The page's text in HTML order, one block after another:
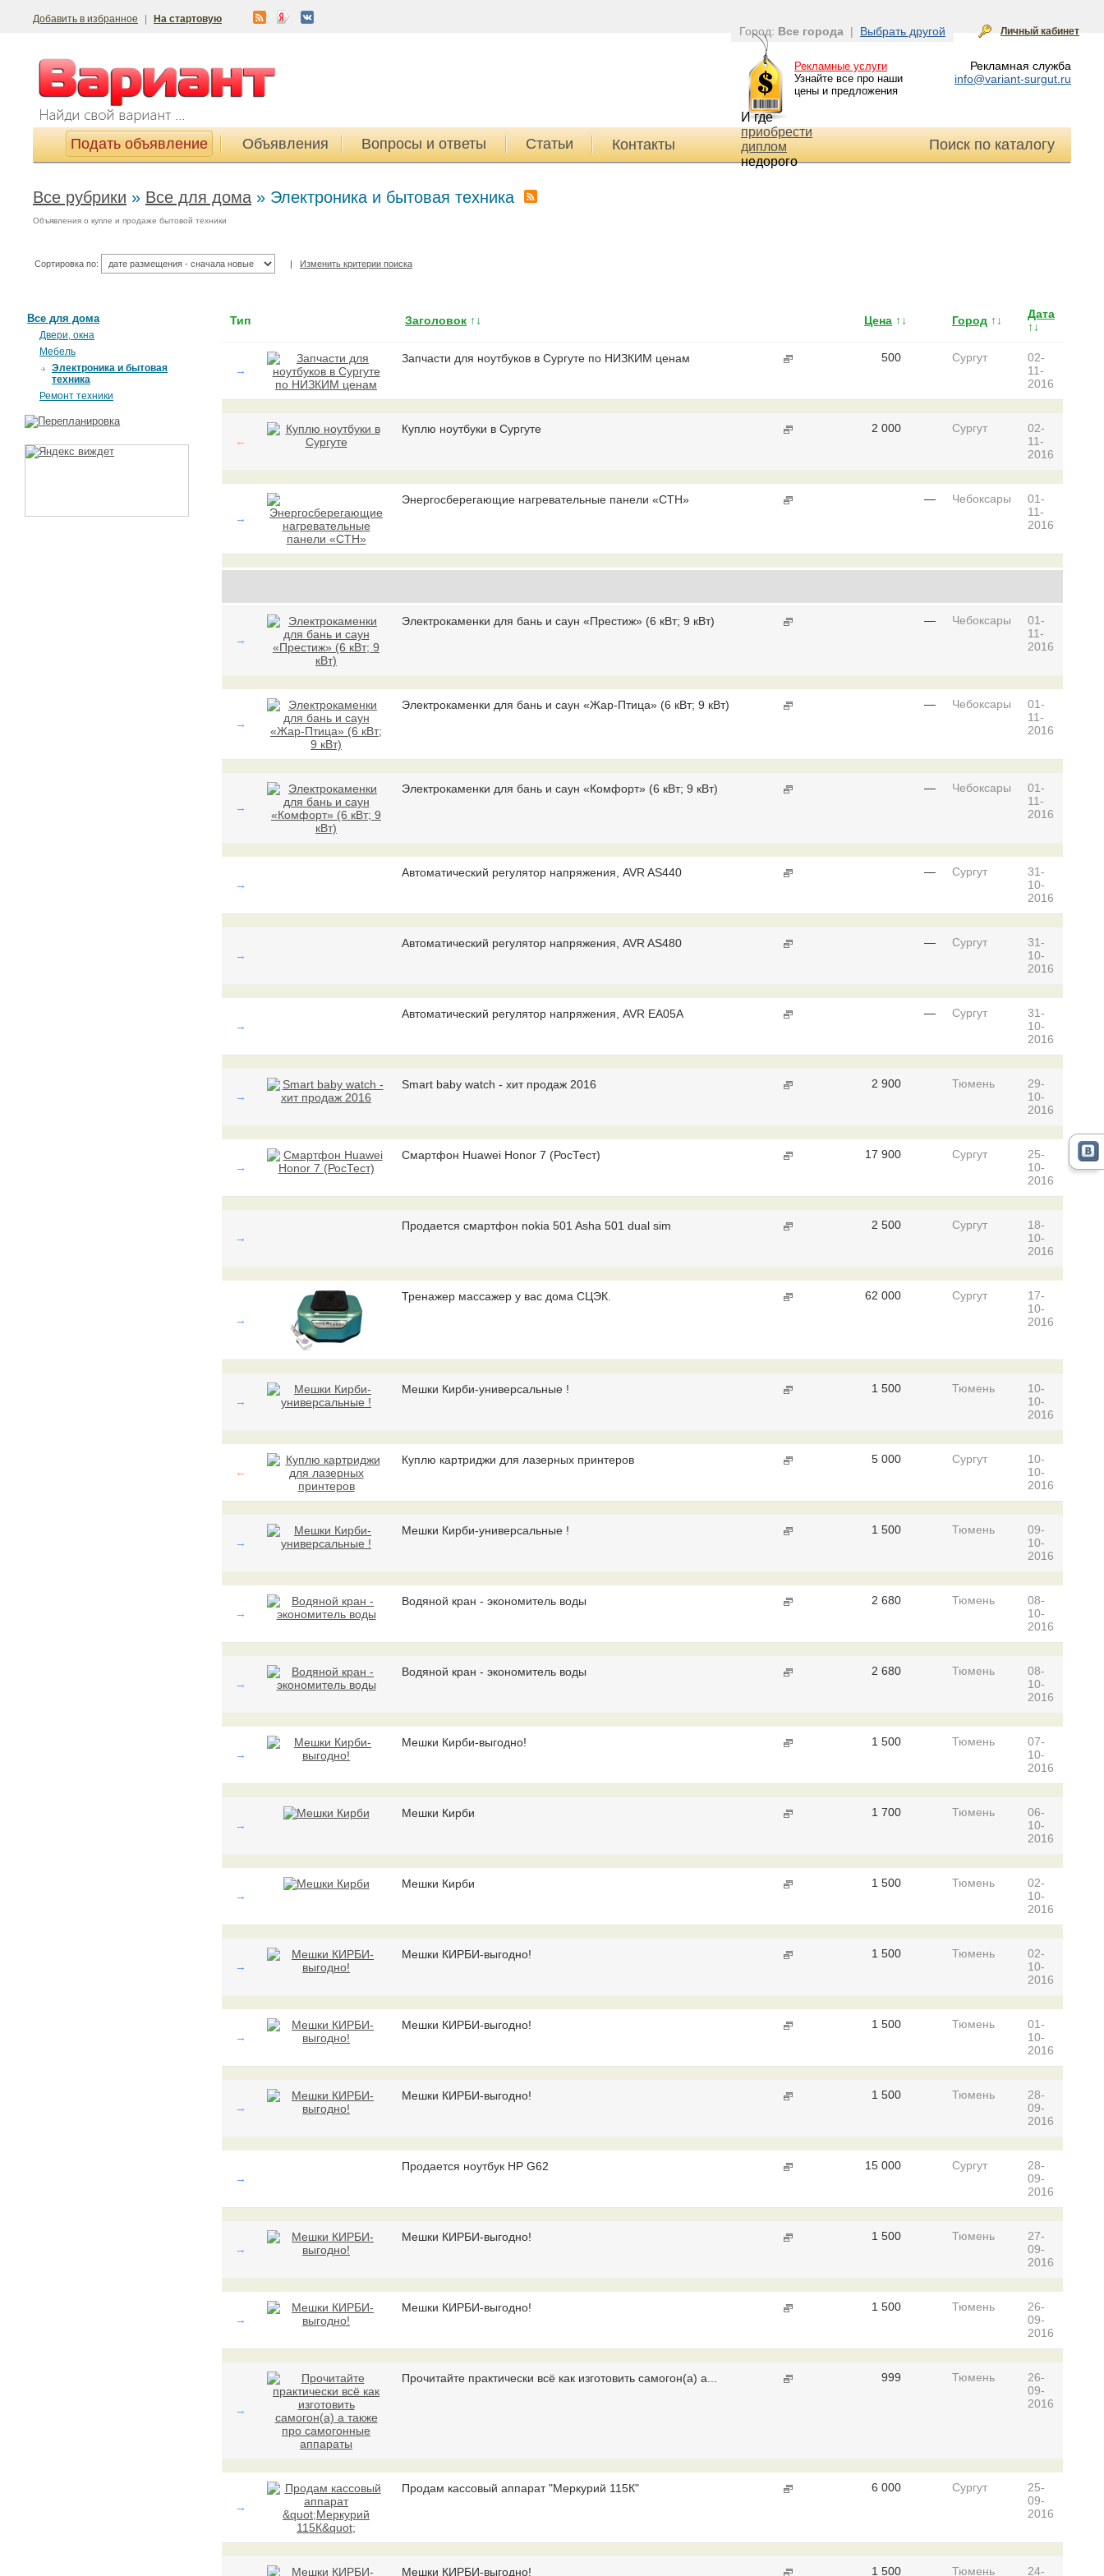
Добавить в избранное
На стартовую
Личный кабинет
Город: Все города | Выбрать другой
Рекламная служба
info@variant-surgut.ru
Рекламные услуги
Узнайте все про наши
цены и предложения
И где
приобрести
диплом
недорого
Подать объявление Объявления Вопросы и ответы Статьи Контакты Поиск по каталогу
Все рубрики » Все для дома » Электроника и бытовая техника
Объявления о купле и продаже бытовой техники
Сортировка по: | Изменить критерии поиска
Все для дома
Двери, окна
Мебель
Электроника и бытовая
техника
Ремонт техники
Тип Заголовок ↑↓ Цена ↑↓ Город ↑↓
Дата
↑↓
→
Запчасти для ноутбуков в Сургуте по НИЗКИМ ценам 500 Сургут
02-
11-
2016
←
Куплю ноутбуки в Сургуте 2 000 Сургут
02-
11-
2016
→
Энергосберегающие нагревательные панели «СТН» — Чебоксары
01-
11-
2016
→
Электрокаменки для бань и саун «Престиж» (6 кВт; 9 кВт) — Чебоксары
01-
11-
2016
→
Электрокаменки для бань и саун «Жар-Птица» (6 кВт; 9 кВт) — Чебоксары
01-
11-
2016
→
Электрокаменки для бань и саун «Комфорт» (6 кВт; 9 кВт) — Чебоксары
01-
11-
2016
→
Автоматический регулятор напряжения, AVR AS440 — Сургут
31-
10-
2016
→
Автоматический регулятор напряжения, AVR AS480 — Сургут
31-
10-
2016
→
Автоматический регулятор напряжения, AVR EA05A — Сургут
31-
10-
2016
→
Smart baby watch - хит продаж 2016 2 900 Тюмень
29-
10-
2016
→
Смартфон Huawei Honor 7 (РосТест) 17 900 Сургут
25-
10-
2016
→
Продается смартфон nokia 501 Asha 501 dual sim 2 500 Сургут
18-
10-
2016
→
Тренажер массажер у вас дома СЦЭК. 62 000 Сургут
17-
10-
2016
→
Мешки Кирби-универсальные ! 1 500 Тюмень
10-
10-
2016
←
Куплю картриджи для лазерных принтеров 5 000 Сургут
10-
10-
2016
→
Мешки Кирби-универсальные ! 1 500 Тюмень
09-
10-
2016
→
Водяной кран - экономитель воды 2 680 Тюмень
08-
10-
2016
→
Водяной кран - экономитель воды 2 680 Тюмень
08-
10-
2016
→
Мешки Кирби-выгодно! 1 500 Тюмень
07-
10-
2016
→
Мешки Кирби 1 700 Тюмень
06-
10-
2016
→
Мешки Кирби 1 500 Тюмень
02-
10-
2016
→
Мешки КИРБИ-выгодно! 1 500 Тюмень
02-
10-
2016
→
Мешки КИРБИ-выгодно! 1 500 Тюмень
01-
10-
2016
→
Мешки КИРБИ-выгодно! 1 500 Тюмень
28-
09-
2016
→
Продается ноутбук HP G62 15 000 Сургут
28-
09-
2016
→
Мешки КИРБИ-выгодно! 1 500 Тюмень
27-
09-
2016
→
Мешки КИРБИ-выгодно! 1 500 Тюмень
26-
09-
2016
→
Прочитайте практически всё как изготовить самогон(а) а... 999 Тюмень
26-
09-
2016
→
Продам кассовый аппарат "Меркурий 115К" 6 000 Сургут
25-
09-
2016
Мешки КИРБИ-выгодно! 1 500 Тюмень 24-